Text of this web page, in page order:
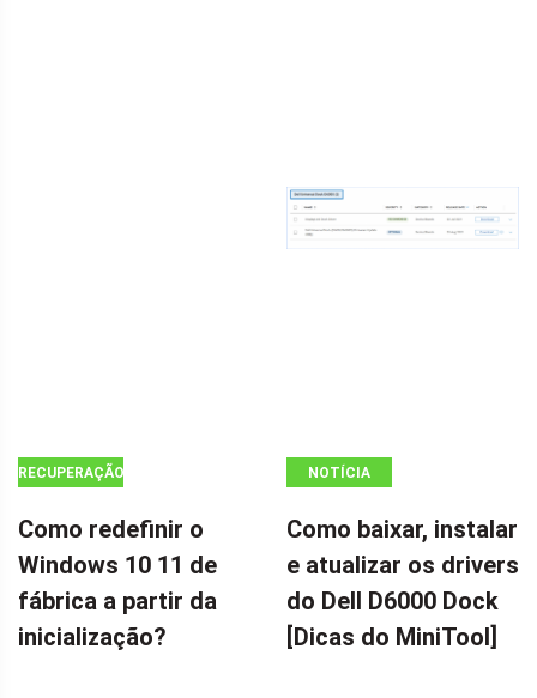
RECUPERAÇÃO
Como redefinir o
Windows 10 11 de
fábrica a partir da
inicialização?
NOTÍCIA
Como baixar, instalar
e atualizar os drivers
do Dell D6000 Dock
[Dicas do MiniTool]